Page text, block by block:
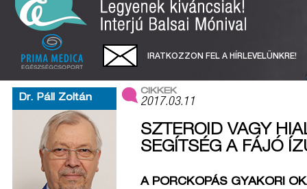
IRATKOZZON FEL A HÍRLEVELÜNKRE!
Dr. Páll Zoltán
CIKKEK
2017.03.11
SZTEROID VAGY
SEGÍTSÉG A FÁJÓ
A PORCKOPÁS GYAKORI